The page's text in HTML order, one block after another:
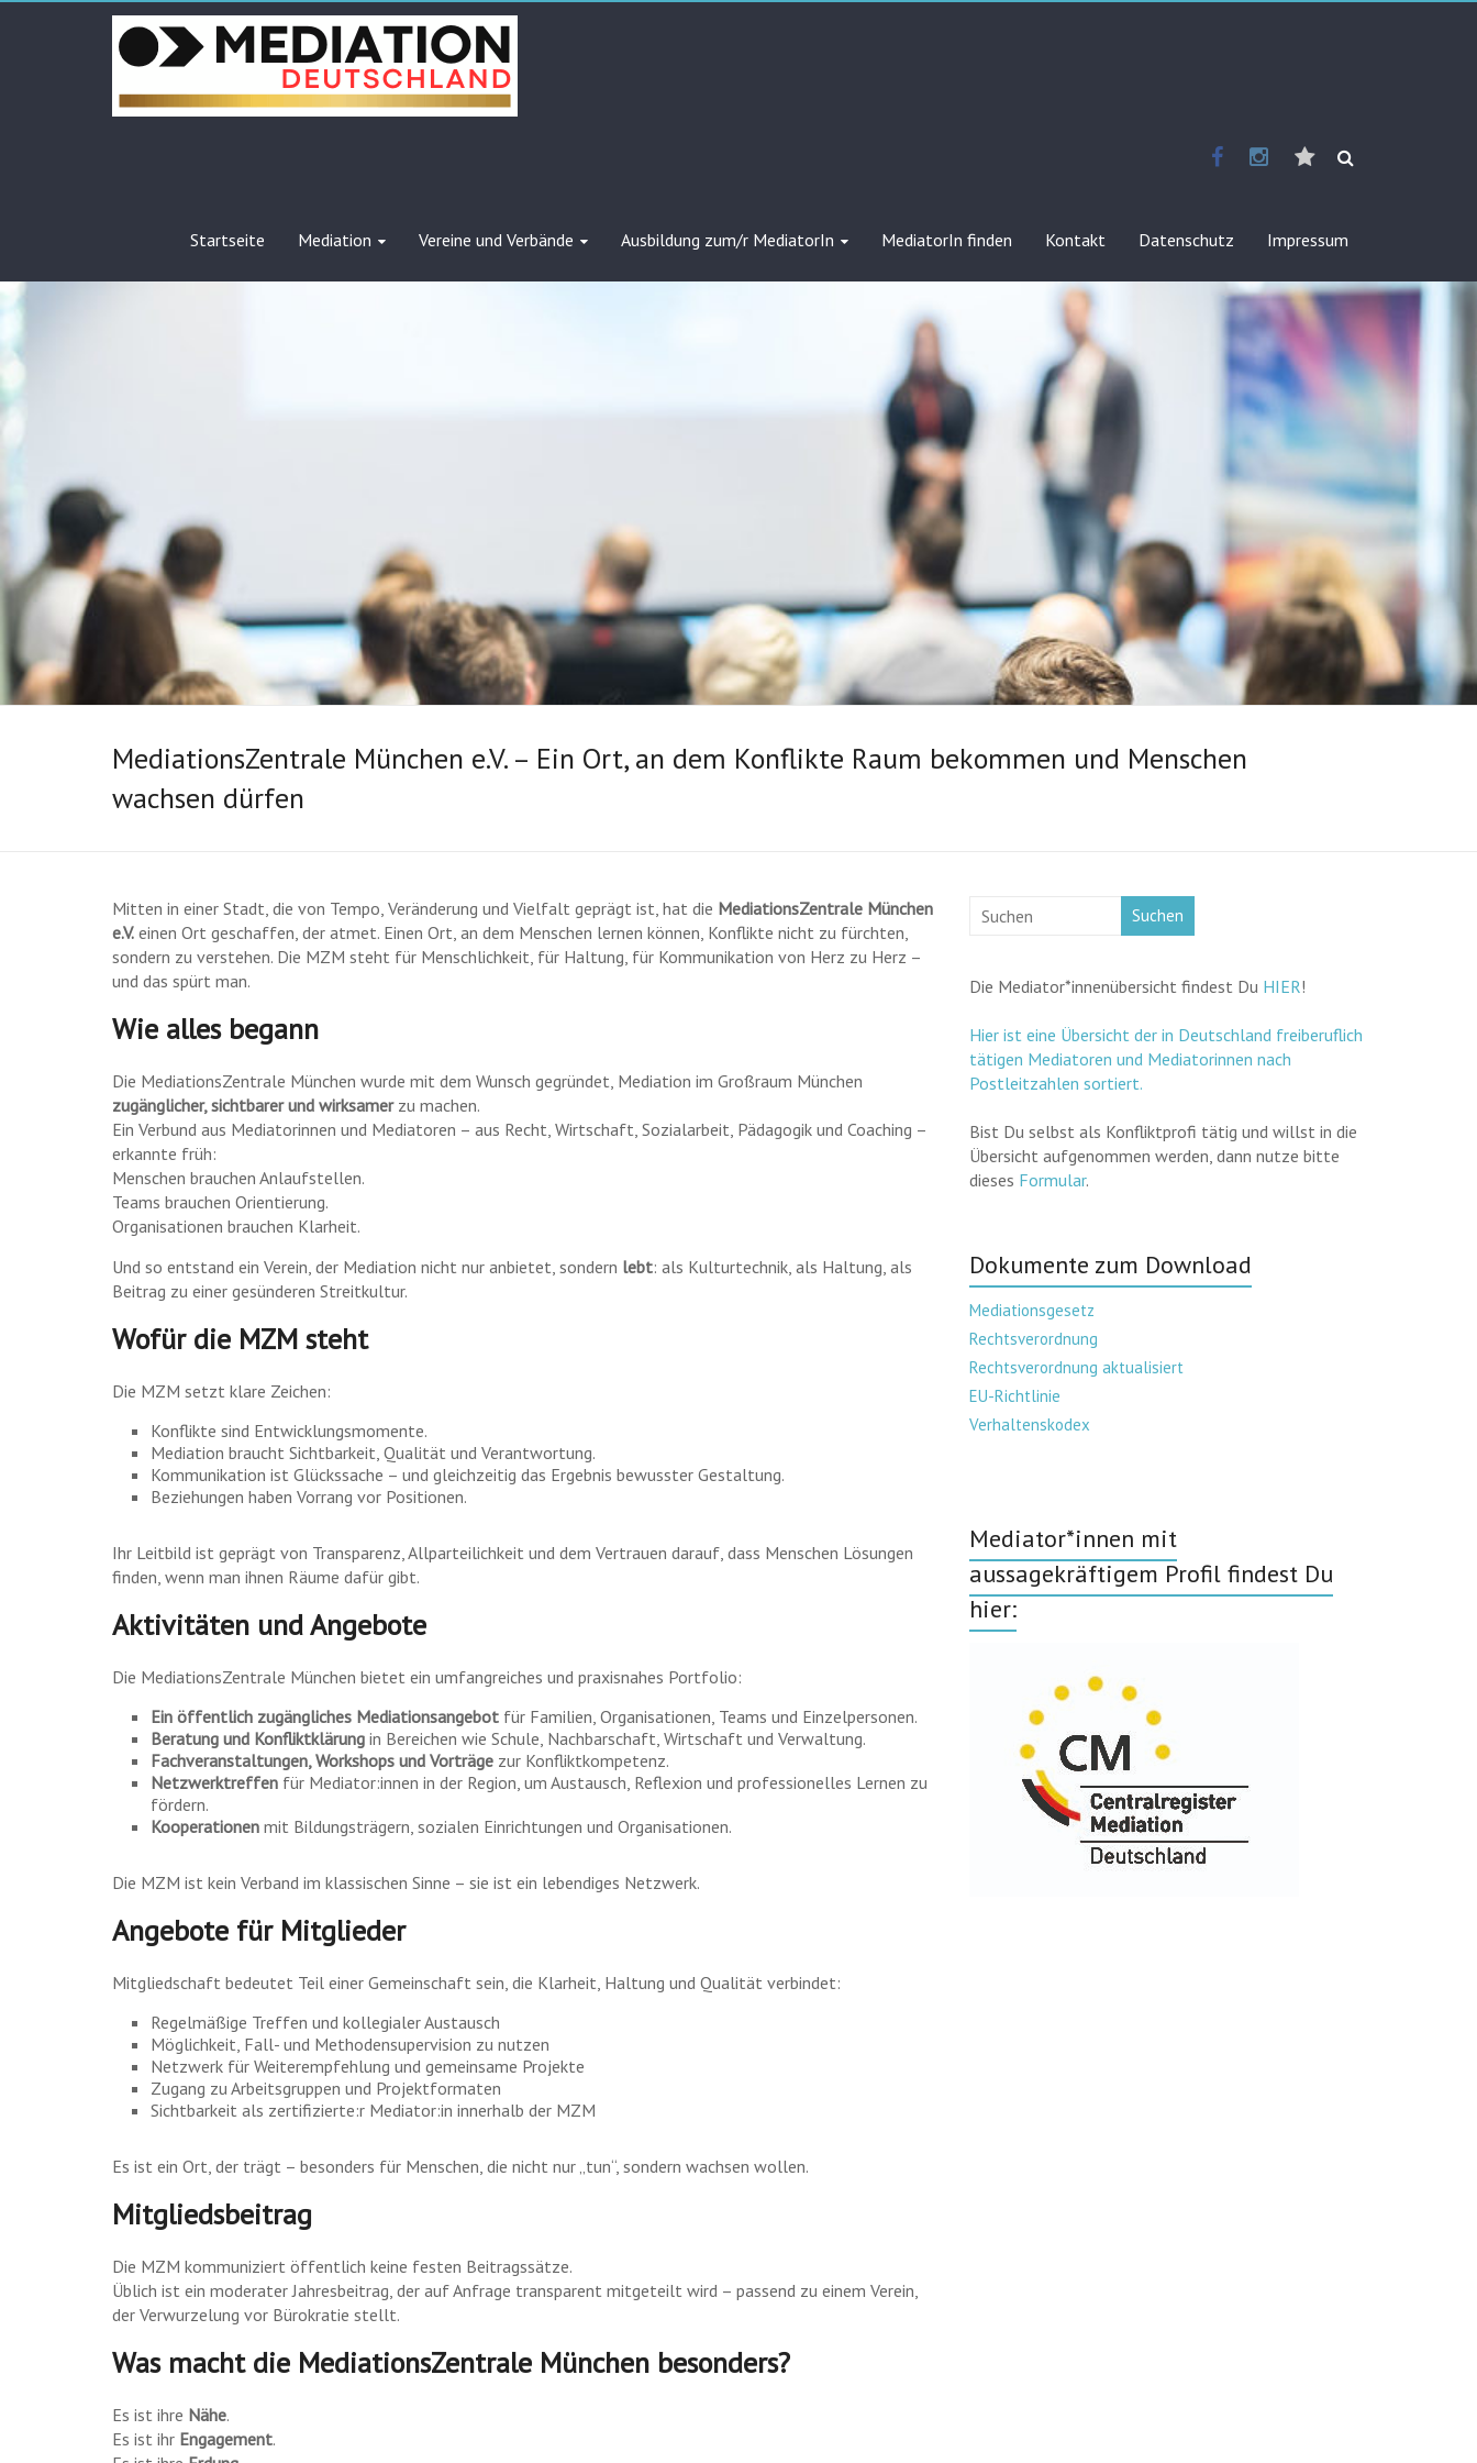
Mail
Startseite Mediation Vereine und Verbände Ausbildung zum/r MediatorIn MediatorIn finden Kontakt Datenschutz Impressum
MediationsZentrale München e.V. – Ein Ort, an dem Konflikte Raum bekommen und Menschen
wachsen dürfen
Mitten in einer Stadt, die von Tempo, Veränderung und Vielfalt geprägt ist, hat die MediationsZentrale München
e.V. einen Ort geschaffen, der atmet. Einen Ort, an dem Menschen lernen können, Konflikte nicht zu fürchten,
sondern zu verstehen. Die MZM steht für Menschlichkeit, für Haltung, für Kommunikation von Herz zu Herz –
und das spürt man.
Wie alles begann
Die MediationsZentrale München wurde mit dem Wunsch gegründet, Mediation im Großraum München
zugänglicher, sichtbarer und wirksamerzu machen.
Ein Verbund aus Mediatorinnen und Mediatoren – aus Recht, Wirtschaft, Sozialarbeit, Pädagogik und Coaching –
erkannte früh:
Menschen brauchen Anlaufstellen.
Teams brauchen Orientierung.
Organisationen brauchen Klarheit.
Und so entstand ein Verein, der Mediation nicht nur anbietet, sondern lebt: als Kulturtechnik, als Haltung, als
Beitrag zu einer gesünderen Streitkultur.
Wofür die MZM steht
Die MZM setzt klare Zeichen:
Konflikte sind Entwicklungsmomente.
Mediation braucht Sichtbarkeit, Qualität und Verantwortung.
Kommunikation ist Glückssache – und gleichzeitig das Ergebnis bewusster Gestaltung.
Beziehungen haben Vorrang vor Positionen.
Ihr Leitbild ist geprägt von Transparenz, Allparteilichkeit und dem Vertrauen darauf, dass Menschen Lösungen
finden, wenn man ihnen Räume dafür gibt.
Aktivitäten und Angebote
Die MediationsZentrale München bietet ein umfangreiches und praxisnahes Portfolio:
Ein öffentlich zugängliches Mediationsangebot für Familien, Organisationen, Teams und Einzelpersonen.
Beratung und Konfliktklärung in Bereichen wie Schule, Nachbarschaft, Wirtschaft und Verwaltung.
Fachveranstaltungen, Workshops und Vorträge zur Konfliktkompetenz.
Netzwerktreffen für Mediator:innen in der Region, um Austausch, Reflexion und professionelles Lernen zu
fördern.
Kooperationen mit Bildungsträgern, sozialen Einrichtungen und Organisationen.
Die MZM ist kein Verband im klassischen Sinne – sie ist ein lebendiges Netzwerk.
Angebote für Mitglieder
Mitgliedschaft bedeutet Teil einer Gemeinschaft sein, die Klarheit, Haltung und Qualität verbindet:
Regelmäßige Treffen und kollegialer Austausch
Möglichkeit, Fall- und Methodensupervision zu nutzen
Netzwerk für Weiterempfehlung und gemeinsame Projekte
Zugang zu Arbeitsgruppen und Projektformaten
Sichtbarkeit als zertifizierte:r Mediator:in innerhalb der MZM
Es ist ein Ort, der trägt – besonders für Menschen, die nicht nur „tun“, sondern wachsen wollen.
Mitgliedsbeitrag
Die MZM kommuniziert öffentlich keine festen Beitragssätze.
Üblich ist ein moderater Jahresbeitrag, der auf Anfrage transparent mitgeteilt wird – passend zu einem Verein,
der Verwurzelung vor Bürokratie stellt.
Was macht die MediationsZentrale München besonders?
Es ist ihre Nähe.
Es ist ihr Engagement.
Suchen
Die Mediator*innenübersicht findest Du HIER!
Hier ist eine Übersicht der in Deutschland freiberuflich
tätigen Mediatoren und Mediatorinnen nach
Postleitzahlen sortiert.
Bist Du selbst als Konfliktprofi tätig und willst in die
Übersicht aufgenommen werden, dann nutze bitte
dieses Formular.
Dokumente zum Download
Mediationsgesetz
Rechtsverordnung
Rechtsverordnung aktualisiert
EU-Richtlinie
Verhaltenskodex
Mediator*innen mit
aussagekräftigem Profil findest Du
hier: